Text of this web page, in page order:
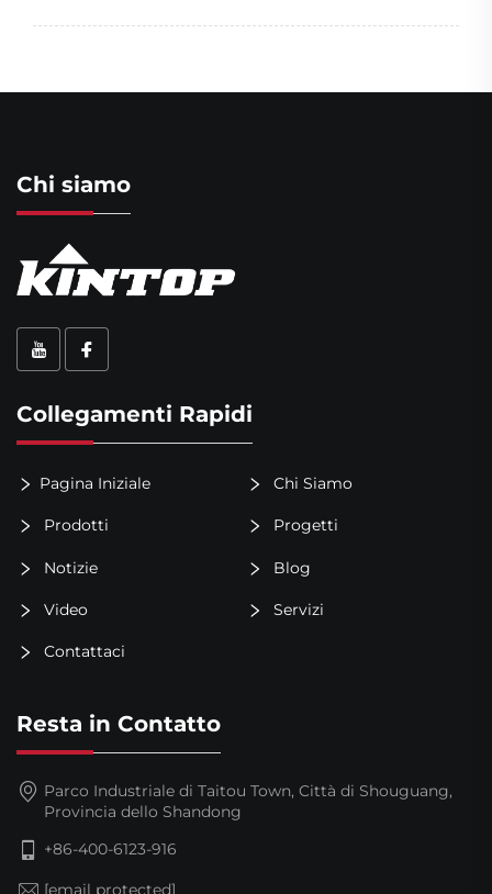
Chi siamo
Collegamenti Rapidi
Pagina Iniziale Chi Siamo
Prodotti Progetti
Notizie Blog
Video Servizi
Contattaci
Resta in Contatto
Parco Industriale di Taitou Town, Città di Shouguang,
Provincia dello Shandong
+86-400-6123-916